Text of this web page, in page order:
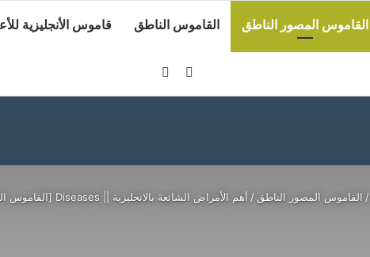
القاموس المصور الناطق القاموس الناطق قاموس الأنجليزية
/ القاموس المصور الناطق / أهم الأمراض الشائعة بالانجليزية || Diseases [القاموس الناطق المصور]